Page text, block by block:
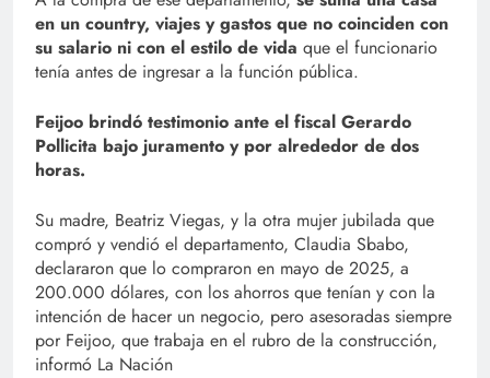
en un country, viajes y gastos que no coinciden con
su salario ni con el estilo de vida que el funcionario
tenía antes de ingresar a la función pública.
Feijoo brindó testimonio ante el fiscal Gerardo
Pollicita bajo juramento y por alrededor de dos
horas.
Su madre, Beatriz Viegas, y la otra mujer jubilada que
compró y vendió el departamento, Claudia Sbabo,
declararon que lo compraron en mayo de 2025, a
200.000 dólares, con los ahorros que tenían y con la
intención de hacer un negocio, pero asesoradas siempre
por Feijoo, que trabaja en el rubro de la construcción,
informó La Nación